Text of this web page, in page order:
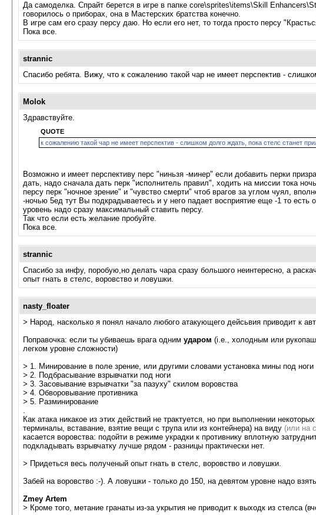
Да самоделка. Спрайт берется в игре в папке core\sprites\items\Skill
говорилось о приборах, она в Мастерских братства конечно.
В игре сам его сразу персу даю. Но если его нет, то тогда просто персу
Пока все.
strannic
Спасибо ребята. Вижу, что к сожалению такой чар не имеет перспектив -
Molok
Здравствуйте.
QUOTE
к сожалению такой чар не имеет перспектив - слишком долго ждать, пока стелс станет
Возможно и имеет перспективу перс "ниньзя -минер" если добавить перки
дать, надо сначала дать перк "исполнитель правил", ходить на миссии тока
персу перк "ночное зрение" и "чувство смерти" чтоб врагов за углом чуял,
-ночью 5ед тут Вы подкрадываетесь и у него падает восприятие еще -1 то
уровень надо сразу максимальный ставить персу.
Так что если есть желание пробуйте.
Пока все.
strannic
Спасибо за инфу, поробую,но делать чара сразу большого неинтересно, а
опыт гнать в стелс, воровство и ловушки.
nasty_floater
> Народ, насколько я понял начало любого атакующего дейсьвия приводит к
Поправочка: если ты убиваешь врага одним ударом (i.e., холодным или
легком уровне сложности)
> 1. Минирование в поле зрение, или другими словами установка мины под ноги
> 2. Подбрасывание взрывчатки под ноги
> 3. Засовывание взрывчатки "за пазуху" скилом воровства
> 4. Обворовывание противника
> 5. Разминирование
.
Как атака никакое из этих действий не трактуется, но при выполнении
терминалы, вставание, взятие вещи с трупа или из контейнера) на виду (или на
касается воровства: подойти в режиме украдки к противнику вплотную
подкладывать взрывчатку лучше рядом - разницы практически нет.
> Придеться весь полученый опыт гнать в стелс, воровство и ловушки.
Забей на воровство :-). А ловушки - только до 150, на девятом уровне надо
Zmey Artem
> Кроме того, метание гранаты из-за укрытия не приводит к выходк из стелса